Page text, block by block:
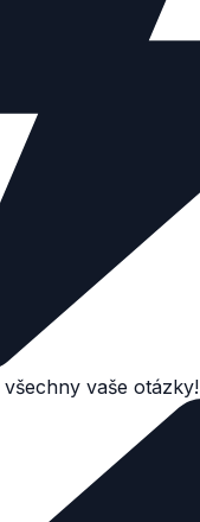
vaše otázky!